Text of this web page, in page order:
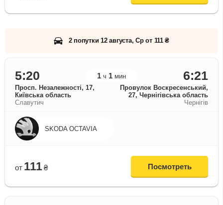
2 попутки 12 августа, Ср от 111 ₴
5:20 1 ч 1 мин 6:21
Просп. Незалежності, 17,
Київська область
Провулок Воскресенський,
27, Чернігівська область
Славутич
Чернігів
SKODA OCTAVIA
от 111 ₴ Посмотреть